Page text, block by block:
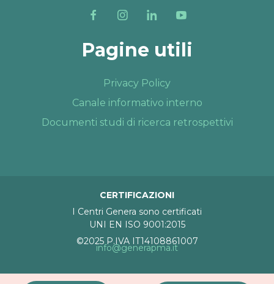
Pagine utili
Privacy Policy
Canale informativo interno
Documenti studi di ricerca retrospettivi
CERTIFICAZIONI
I Centri Genera sono certificati
UNI EN ISO 9001:2015
©2025 P.IVA IT14108861007
info@generapma.it